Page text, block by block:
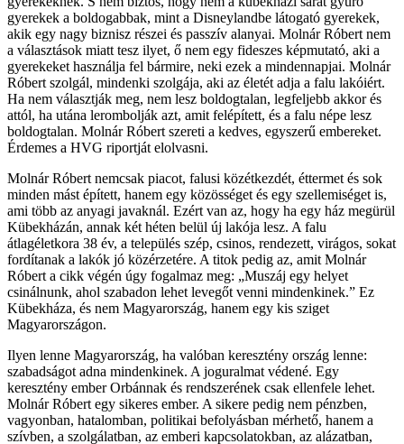
gyerekek a boldogabbak, mint a Disneylandbe látogató gyerekek,
akik egy nagy biznisz részei és passzív alanyai. Molnár Róbert nem
a választások miatt tesz ilyet, ő nem egy fideszes képmutató, aki a
gyerekeket használja fel bármire, neki ezek a mindennapjai. Molnár
Róbert szolgál, mindenki szolgája, aki az életét adja a falu lakóiért.
Ha nem választják meg, nem lesz boldogtalan, legfeljebb akkor és
attól, ha utána lerombolják azt, amit felépített, és a falu népe lesz
boldogtalan. Molnár Róbert szereti a kedves, egyszerű embereket.
Érdemes a HVG riportját elolvasni.
Molnár Róbert nemcsak piacot, falusi közétkezdét, éttermet és sok
minden mást épített, hanem egy közösséget és egy szellemiséget is,
ami több az anyagi javaknál. Ezért van az, hogy ha egy ház megürül
Kübekházán, annak két héten belül új lakója lesz. A falu
átlagéletkora 38 év, a település szép, csinos, rendezett, virágos, sokat
fordítanak a lakók jó közérzetére. A titok pedig az, amit Molnár
Róbert a cikk végén úgy fogalmaz meg: „Muszáj egy helyet
csinálnunk, ahol szabadon lehet levegőt venni mindenkinek.” Ez
Kübekháza, és nem Magyarország, hanem egy kis sziget
Magyarországon.
Ilyen lenne Magyarország, ha valóban keresztény ország lenne:
szabadságot adna mindenkinek. A joguralmat védené. Egy
keresztény ember Orbánnak és rendszerének csak ellenfele lehet.
Molnár Róbert egy sikeres ember. A sikere pedig nem pénzben,
vagyonban, hatalomban, politikai befolyásban mérhető, hanem a
szívben, a szolgálatban, az emberi kapcsolatokban, az alázatban,